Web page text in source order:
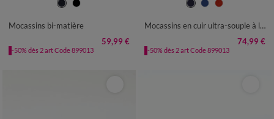
38 39 40
Mocassins bi-matière
59,99 €
-50% dès 2 art Code 899013
37 38 39
Mocassins en cuir ultra-souple à liens
74,99 €
-50% dès 2 art Code 899013